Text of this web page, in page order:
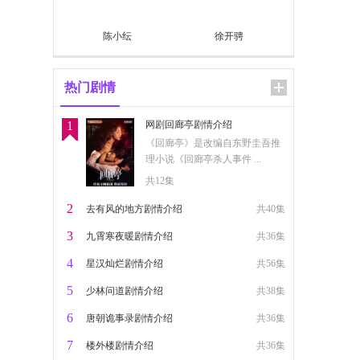
陈小纭 徐开骋
热门剧情
1
网剧回廊亭剧情介绍
《回廊亭》是改编自东野圭吾推
理小说《回廊亭杀人事件 ...
共12集
2 共40集
去有风的地方剧情介绍
3 共36集
九霄寒夜暖剧情介绍
4 共56集
星汉灿烂剧情介绍
5 共38集
少林问道剧情介绍
6 共36集
唐朝诡事录剧情介绍
7 共36集
楼外楼剧情介绍